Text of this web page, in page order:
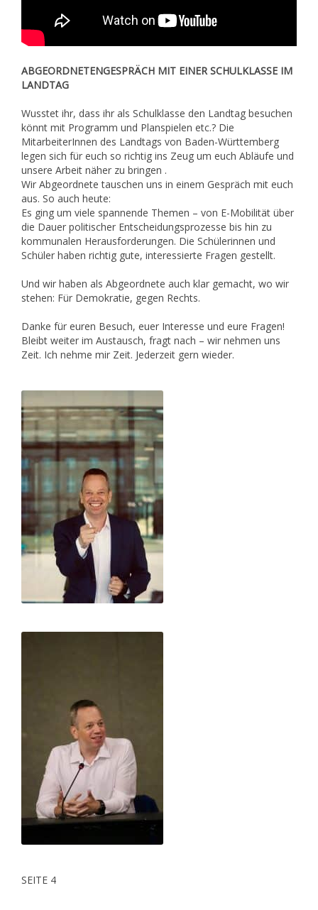
ABGEORDNETENGESPRÄCH MIT EINER SCHULKLASSE IM
LANDTAG
Wusstet ihr, dass ihr als Schulklasse den Landtag besuchen
könnt mit Programm und Planspielen etc.? Die
MitarbeiterInnen des Landtags von Baden-Württemberg
legen sich für euch so richtig ins Zeug um euch Abläufe und
unsere Arbeit näher zu bringen .
Wir Abgeordnete tauschen uns in einem Gespräch mit euch
aus. So auch heute:
Es ging um viele spannende Themen – von E-Mobilität über
die Dauer politischer Entscheidungsprozesse bis hin zu
kommunalen Herausforderungen. Die Schülerinnen und
Schüler haben richtig gute, interessierte Fragen gestellt.
Und wir haben als Abgeordnete auch klar gemacht, wo wir
stehen: Für Demokratie, gegen Rechts.
Danke für euren Besuch, euer Interesse und eure Fragen!
Bleibt weiter im Austausch, fragt nach – wir nehmen uns
Zeit. Ich nehme mir Zeit. Jederzeit gern wieder.
SEITE 4